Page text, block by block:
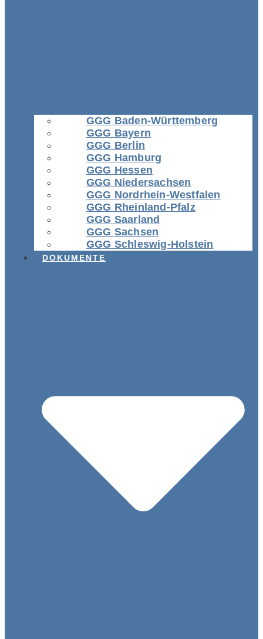
GGG Baden-Württemberg
GGG Bayern
GGG Berlin
GGG Hamburg
GGG Hessen
GGG Niedersachsen
GGG Nordrhein-Westfalen
GGG Rheinland-Pfalz
GGG Saarland
GGG Sachsen
GGG Schleswig-Holstein
DOKUMENTE